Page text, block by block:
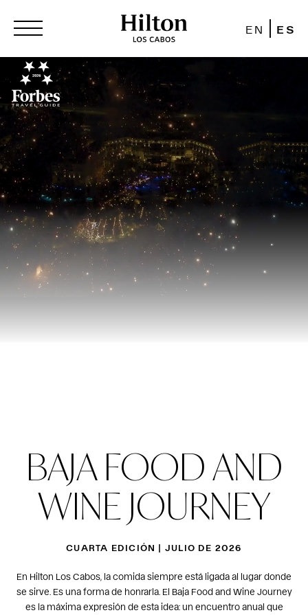
EN ES
BAJA FOOD AND
WINE JOURNEY
CUARTA EDICIÓN | JULIO DE 2026
En Hilton Los Cabos, la comida siempre está ligada al lugar donde
se sirve. Es una forma de honrarla. El Baja Food and Wine Journey
es la máxima expresión de esta idea: un encuentro anual que